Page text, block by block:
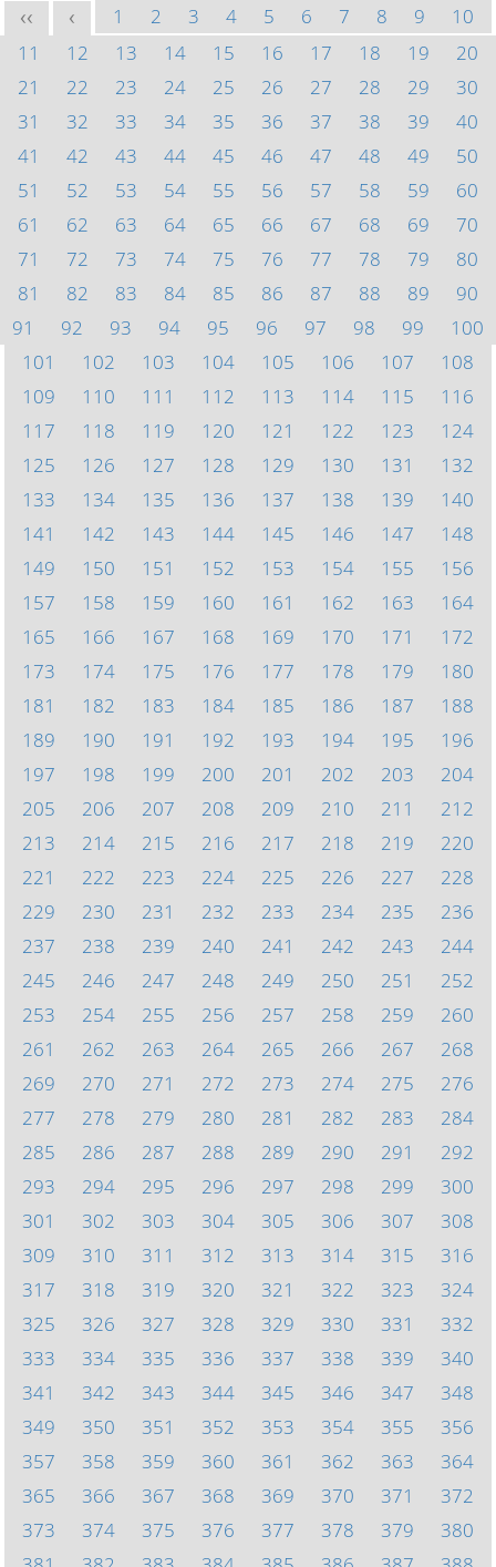
<< < 1 2 3 4 5 6 7 8 9
10
11
12 13 14 15 16 17 18 19
20
21
22 23 24 25 26 27 28 29
30
31
32 33 34 35 36 37 38 39
40
41
42 43 44 45 46 47 48 49
50
51
52 53 54 55 56 57 58 59
60
61
62 63 64 65 66 67 68 69
70
71
72 73 74 75 76 77 78 79
80
81
82 83 84 85 86 87 88 89
90
91
92 93 94 95 96 97 98 99
100
101
102 103 104 105 106 107
108
109
110 111 112 113 114 115
116
117
118 119 120 121 122 123
124
125
126 127 128 129 130 131
132
133
134 135 136 137 138 139
140
141
142 143 144 145 146 147
148
149
150 151 152 153 154 155
156
157
158 159 160 161 162 163
164
165
166 167 168 169 170 171
172
173
174 175 176 177 178 179
180
181
182 183 184 185 186 187
188
189
190 191 192 193 194 195
196
197
198 199 200 201 202 203
204
205
206 207 208 209 210 211
212
213
214 215 216 217 218 219
220
221
222 223 224 225 226 227
228
229
230 231 232 233 234 235
236
237
238 239 240 241 242 243
244
245
246 247 248 249 250 251
252
253
254 255 256 257 258 259
260
261
262 263 264 265 266 267
268
269
270 271 272 273 274 275
276
277
278 279 280 281 282 283
284
285
286 287 288 289 290 291
292
293
294 295 296 297 298 299
300
301
302 303 304 305 306 307
308
309
310 311 312 313 314 315
316
317
318 319 320 321 322 323
324
325
326 327 328 329 330 331
332
333
334 335 336 337 338 339
340
341
342 343 344 345 346 347
348
349
350 351 352 353 354 355
356
357
358 359 360 361 362 363
364
365
366 367 368 369 370 371
372
373
374 375 376 377 378 379
380